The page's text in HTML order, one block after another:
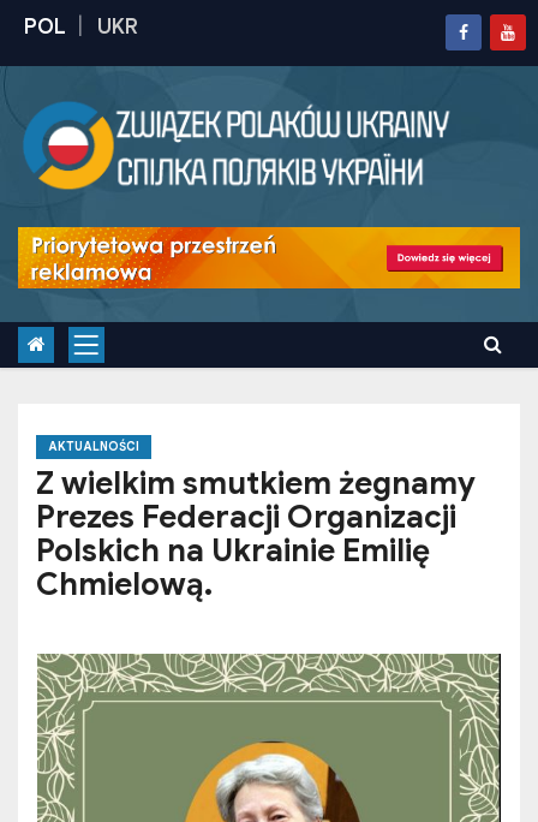
t
AKTUALNOŚCI
Z wielkim smutkiem żegnamy
Prezes Federacji Organizacji
Polskich na Ukrainie Emilię
Chmielową.